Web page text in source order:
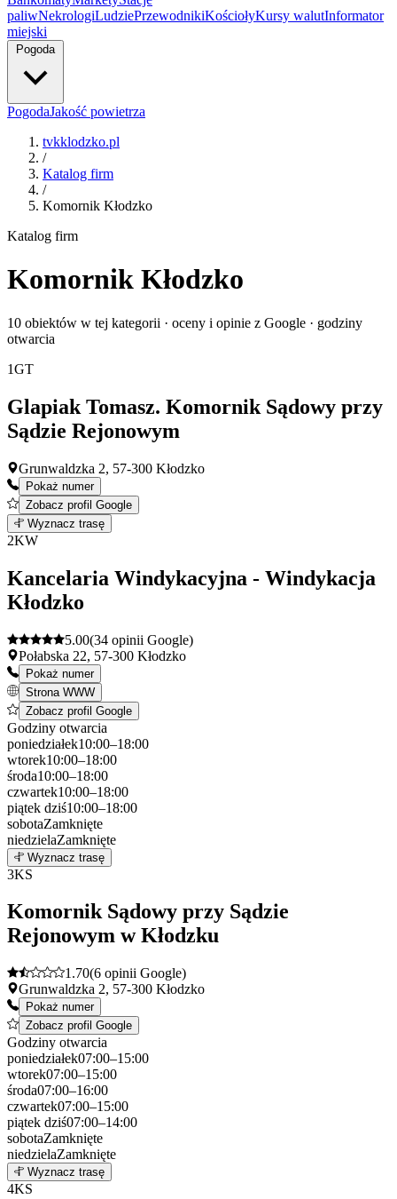
paliwNekrologiLudziePrzewodnikiKościołyKursy walutInformator
miejski
Pogoda
PogodaJakość powietrza
tvkklodzko.pl
/
Katalog firm
/
Komornik Kłodzko
Katalog firm
Komornik Kłodzko
10 obiektów w tej kategorii · oceny i opinie z Google · godziny
otwarcia
1GT
Glapiak Tomasz. Komornik Sądowy przy
Sądzie Rejonowym
Grunwaldzka 2, 57-300 Kłodzko
Pokaż numer
Zobacz profil Google
+
Wyznacz trasę
2KW
Kancelaria Windykacyjna - Windykacja
Kłodzko
5.00(34 opinii Google)
Połabska 22, 57-300 Kłodzko
Pokaż numer
Strona WWW
Zobacz profil Google
Godziny otwarcia
poniedziałek10:00–18:00
wtorek10:00–18:00
środa10:00–18:00
czwartek10:00–18:00
piątek dziś10:00–18:00
sobotaZamknięte
niedzielaZamknięte
+
Wyznacz trasę
3KS
Komornik Sądowy przy Sądzie
Rejonowym w Kłodzku
1.70(6 opinii Google)
Grunwaldzka 2, 57-300 Kłodzko
Pokaż numer
Zobacz profil Google
Godziny otwarcia
poniedziałek07:00–15:00
wtorek07:00–15:00
środa07:00–16:00
czwartek07:00–15:00
piątek dziś07:00–14:00
sobotaZamknięte
niedzielaZamknięte
+
Wyznacz trasę
4KS